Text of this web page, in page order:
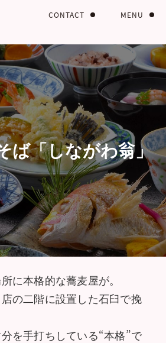
MENU
CONTACT
ば「しながわ翁」
に本格的な蕎麦屋が。
の二階に設置した石臼で挽
を手打ちしている“本格”で